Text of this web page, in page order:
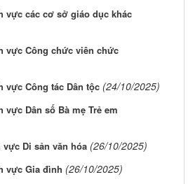
vực các cơ sở giáo dục khác
vực Công chức viên chức
vực Công tác Dân tộc (24/10/2025)
vực Dân số Bà mẹ Trẻ em
vực Di sản văn hóa (26/10/2025)
vực Gia đình (26/10/2025)